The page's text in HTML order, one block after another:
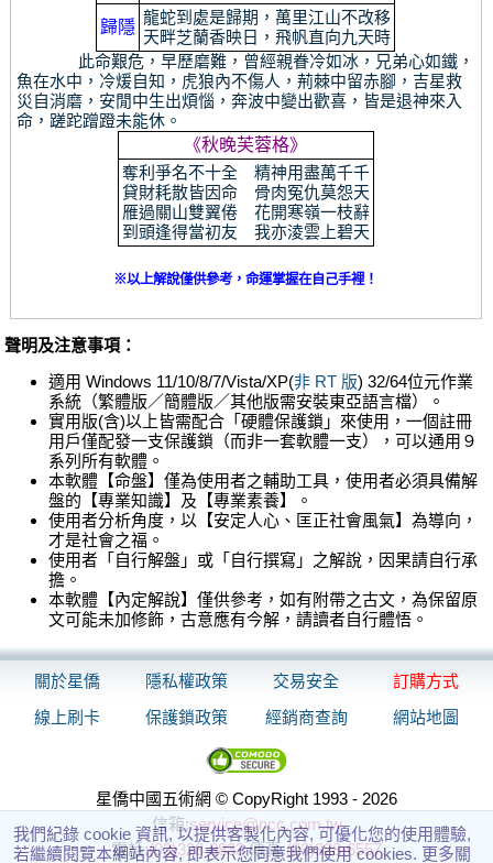
歸隱
龍蛇到處是歸期，萬里江山不改移
天畔芝蘭香映日，飛帆直向九天時
此命艱危，早歷磨難，曾經親眷冷如冰，兄弟心如鐵，
魚在水中，冷煖自知，虎狼內不傷人，荊棘中留赤腳，吉星救
災自消磨，安閒中生出煩惱，奔波中變出歡喜，皆是退神來入
命，蹉跎蹭蹬未能休。
《秋晚芙蓉格》
奪利爭名不十全 精神用盡萬千千
貸財耗散皆因命 骨肉冤仇莫怨天
雁過關山雙翼倦 花開寒嶺一枝辭
到頭逢得當初友 我亦淩雲上碧天
※以上解說僅供參考，命運掌握在自己手裡！
聲明及注意事項：
適用 Windows 11/10/8/7/Vista/XP(非 RT 版) 32/64位元作業
系統（繁體版／簡體版／其他版需安裝東亞語言檔）。
實用版(含)以上皆需配合「硬體保護鎖」來使用，一個註冊
用戶僅配發一支保護鎖（而非一套軟體一支），可以通用９
系列所有軟體。
本軟體【命盤】僅為使用者之輔助工具，使用者必須具備解
盤的【專業知識】及【專業素養】。
使用者分析角度，以【安定人心、匡正社會風氣】為導向，
才是社會之福。
使用者「自行解盤」或「自行撰寫」之解說，因果請自行承
擔。
本軟體【內定解說】僅供參考，如有附帶之古文，為保留原
文可能未加修飾，古意應有今解，請讀者自行體悟。
關於星僑 隱私權政策 交易安全
訂購方式
線上刷卡
保護鎖政策 經銷商查詢 網站地圖
星僑中國五術網 © CopyRight 1993 - 2026
信箱:service@ncc.com.tw
電話:(03)328-8833傳真:(03)328-6557
我們紀錄 cookie 資訊, 以提供客製化內容, 可優化您的使用體驗,
若繼續閱覽本網站內容, 即表示您同意我們使用 cookies. 更多關